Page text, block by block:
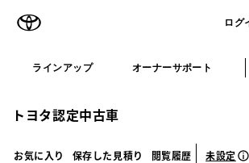
ログ
ラインアップ オーナーサポート
トヨタ認定中古車
お気に入り 保存した見積り 閲覧履歴 未設定